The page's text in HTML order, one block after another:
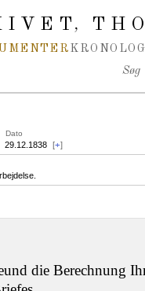
,
Søg
Dato
29.12.1838 [+]
die Berechnung